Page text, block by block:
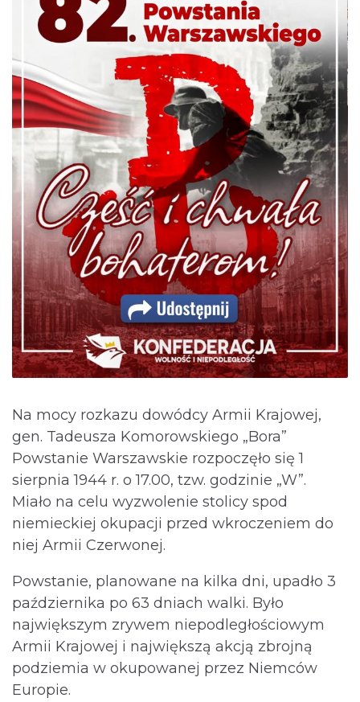
Na mocy rozkazu dowódcy Armii Krajowej,
gen. Tadeusza Komorowskiego „Bora”
Powstanie Warszawskie rozpoczęło się 1
sierpnia 1944 r. o 17.00, tzw. godzinie „W”.
Miało na celu wyzwolenie stolicy spod
niemieckiej okupacji przed wkroczeniem do
niej Armii Czerwonej.
Powstanie, planowane na kilka dni, upadło 3
października po 63 dniach walki. Było
największym zrywem niepodległościowym
Armii Krajowej i największą akcją zbrojną
podziemia w okupowanej przez Niemców
Europie.